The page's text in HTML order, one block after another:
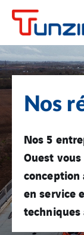
Nos
Nos 5
Ouest
en service
techniques